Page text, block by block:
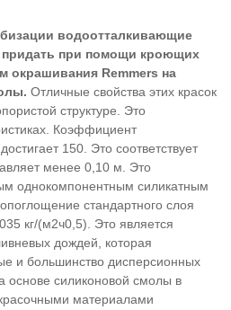
водоотталкивающие
при помощи кроющих
окрашивания Remmers на
Отличные свойства этих красок
структуре. Это
Коэффициент
150. Это соответствует
менее 0,10 м. Это
однокомпонентным силикатным
стандартного слоя
кг/(м2ч0,5). Это является
дождей, которая
и большинство дисперсионных
основе силиконовой смолы в
материалами